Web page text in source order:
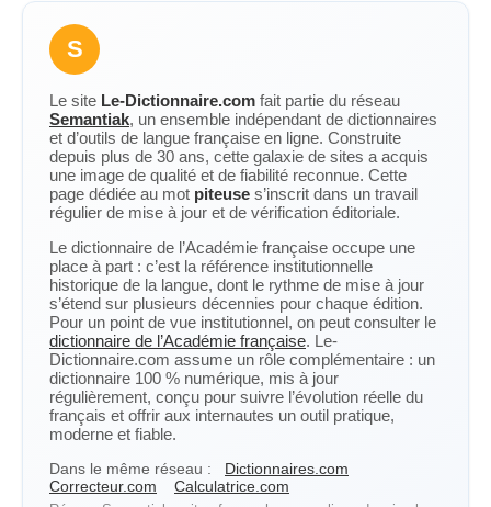
S
Le site Le-Dictionnaire.com fait partie du réseau
Semantiak, un ensemble indépendant de dictionnaires
et d’outils de langue française en ligne. Construite
depuis plus de 30 ans, cette galaxie de sites a acquis
une image de qualité et de fiabilité reconnue. Cette
page dédiée au mot piteuse s’inscrit dans un travail
régulier de mise à jour et de vérification éditoriale.
Le dictionnaire de l’Académie française occupe une
place à part : c’est la référence institutionnelle
historique de la langue, dont le rythme de mise à jour
s’étend sur plusieurs décennies pour chaque édition.
Pour un point de vue institutionnel, on peut consulter le
dictionnaire de l’Académie française. Le-
Dictionnaire.com assume un rôle complémentaire : un
dictionnaire 100 % numérique, mis à jour
régulièrement, conçu pour suivre l’évolution réelle du
français et offrir aux internautes un outil pratique,
moderne et fiable.
Dans le même réseau :
Dictionnaires.com
Correcteur.com
Calculatrice.com